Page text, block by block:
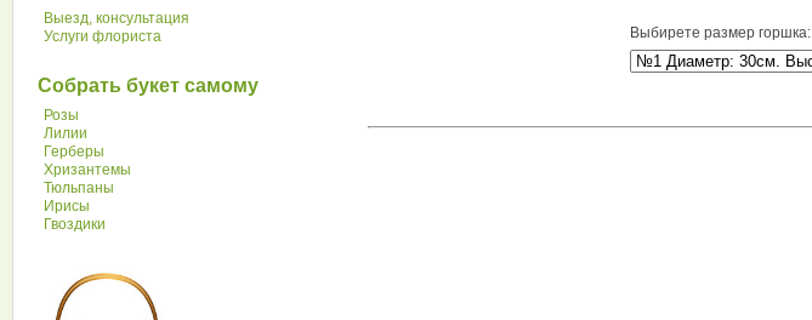
Выезд, консультация
Услуги флориста
Собрать букет самому
Розы
Лилии
Герберы
Хризантемы
Тюльпаны
Ирисы
Гвоздики
Выбирете размер горшка: